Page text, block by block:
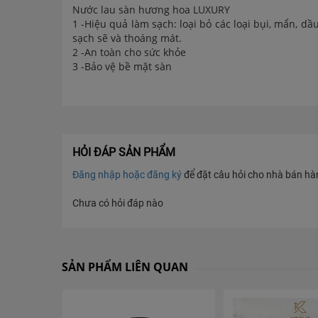
Nước lau sàn hương hoa LUXURY
1 -Hiệu quả làm sạch: loại bỏ các loại bụi, mẩn,
sạch sẽ và thoáng mát.
2 -An toàn cho sức khỏe
3 -Bảo vệ bề mặt sàn
Nước lau sàn SAIGON TH sạch bóng thơm mát
Sạch bóng thơm ngát hương hoa
* Hướng dẫn sử dụng: Hòa 40ml vào khoảng 5 lít
vực cần vệ sinh, để khô. Không cần lau lại bằng
* Bảo quản: Nơi khô thoáng, tránh ánh nắng trực
* Chú ý: Không được uống, để xa tầm với trẻ em.
phút. Nếu nuốt phải, uống ngay một ly nước hoặc
Nơi sản xuất: 25/2C, ấp Nam Thới, xã Thới Tam
HỎI ĐÁP SẢN PHẨM
Đăng nhập hoặc đăng kýđể đặt câu hỏi cho nhà bán
Chưa có hỏi đáp nào
SẢN PHẨM LIÊN QUAN